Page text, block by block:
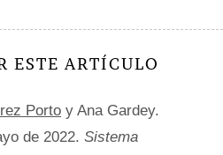
ESTE ARTÍCULO
Porto y Ana Gardey.
de 2022. Sistema